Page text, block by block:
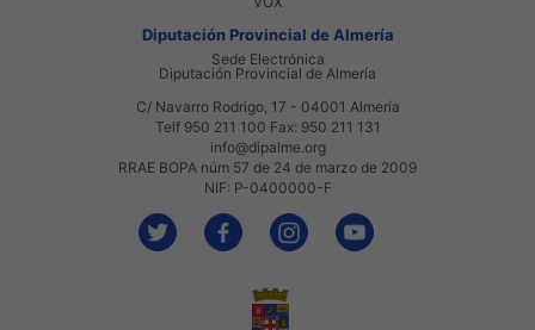
Diputación Provincial de Almería
Sede Electrónica
Diputación Provincial de Almería
C/ Navarro Rodrigo, 17 - 04001 Almería
Telf 950 211 100 Fax: 950 211 131
info@dipalme.org
RRAE BOPA núm 57 de 24 de marzo de 2009
NIF: P-0400000-F